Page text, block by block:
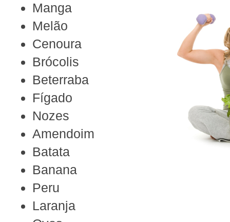
Manga
Melão
Cenoura
Brócolis
Beterraba
Fígado
Nozes
Amendoim
Batata
Banana
Peru
Laranja